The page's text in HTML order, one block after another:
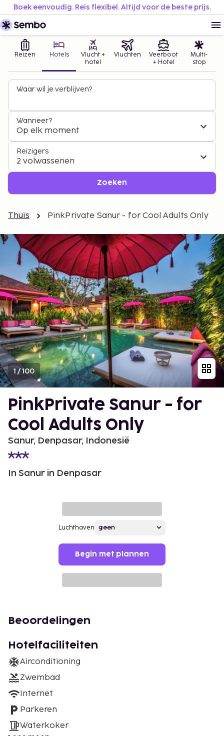
Boek eenvoudig. Reis flexibel. Altijd voor de beste prijs.
Reizen Hotels
Vlucht +
hotel
Vluchten
Veerboot
+ Hotel
Multi-
stop
Waar wil je verblijven?
Wanneer?
Op elk moment
Reizigers
2 volwassenen
Zoeken
Thuis PinkPrivate Sanur - for Cool Adults Only
1 /100
PinkPrivate Sanur - for
Cool Adults Only
Sanur, Denpasar, Indonesië
In Sanur in Denpasar
Luchthaven
Begin met plannen
Beoordelingen
Hotelfaciliteiten
Airconditioning
Zwembad
Internet
Parkeren
Waterkoker